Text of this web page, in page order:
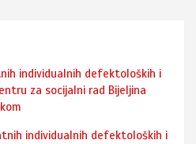
individualnih defektoloških i
za socijalni rad Bijeljina
individualnih defektoloških i